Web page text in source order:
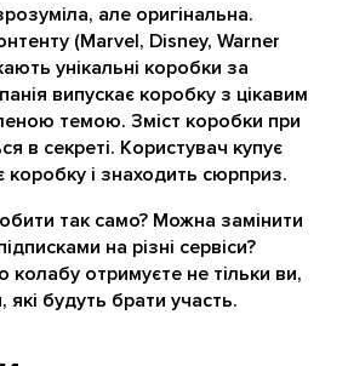
але оригінальна.
(Marvel, Disney, Warner
унікальні коробки за
випускає коробку з цікавим
темою. Зміст коробки при
в секреті. Користувач купує
коробку і знаходить сюрприз.
так само? Можна замінити
на різні сервіси?
колабу отримуєте не тільки ви,
які будуть брати участь.